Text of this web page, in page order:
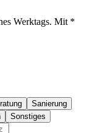
Werktags. Mit *
Sanierung
Sonstiges